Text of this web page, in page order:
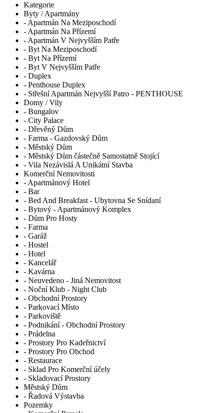
Kategorie
Byty / Apartmány
- Apartmán Na Meziposchodí
- Apartmán Na Přízemí
- Apartmán V Nejvyšším Patře
- Byt Na Meziposchodí
- Byt Na Přízemí
- Byt V Nejvyšším Patře
- Duplex
- Penthouse Duplex
- Střešní Apartmán Nejvyšší Patro - PENTHOUSE
Domy / Vily
- Bungalov
- City Palace
- Dřevěný Dům
- Farma - Gazdovský Dům
- Městský Dům
- Městský Dům částečně Samostatně Stojící
- Vila Nezávislá A Unikátní Stavba
Komerční Nemovitosti
- Apartmánový Hotel
- Bar
- Bed And Breakfast - Ubytovna Se Snídaní
- Bytový - Apartmánový Komplex
- Dům Pro Hosty
- Farma
- Garáž
- Hostel
- Hotel
- Kancelář
- Kavárna
- Neuvedeno - Jiná Nemovitost
- Noční Klub - Night Club
- Obchodní Prostory
- Parkovací Místo
- Parkoviště
- Podnikání - Obchodní Prostory
- Prádelna
- Prostory Pro Kadeřnictví
- Prostory Pro Obchod
- Restaurace
- Sklad Pro Komerční účely
- Skladovací Prostory
Městský Dům
- Řadová Výstavba
Pozemky